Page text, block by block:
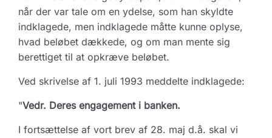
når der var tale om en ydelse, som han skyldte
indklagede, men indklagede måtte kunne oplyse,
hvad beløbet dækkede, og om man mente sig
berettiget til at opkræve beløbet.
Ved skrivelse af 1. juli 1993 meddelte indklagede:
"Vedr. Deres engagement i banken.
I fortsættelse af vort brev af 28. maj d.å. skal vi